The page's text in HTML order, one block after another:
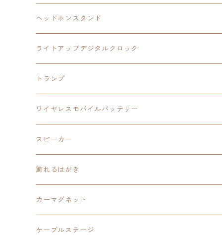
置くだけスピーカー
飾れるはがき
モバイルバッテリー
オーロラアクリルスタンド
碧の軌跡：改
創の軌跡
ケーブルステージ
イラストフレームクロック
40周年記念
黎の軌跡
3in1充電ケーブル
カードサイズスピーカー
黎の軌跡Ⅱ
イースⅩ
東亰ザナドゥeX+
極厚アクリルキーチェーン
イースvs空の軌跡
閃の軌跡Ⅲ
ソーラーパネル
LEDライト付き
閃の軌跡Ⅳ
イースⅨ
イースⅨ
零の軌跡：改
碧の軌跡：改
創の軌跡
黎の軌跡
黎の軌跡Ⅱ
空の軌跡1st
界の軌跡
サンリオ
ワンピース
今日から俺は！！
ゴジラ
手塚治虫
ウルトラマン
タツノコプロ
ドラえもん
ヘッドホンスタンド
閃の軌跡Ⅳ
イースⅨ
零の軌跡：改
碧の軌跡：改
創の軌跡
黎の軌跡
黎の軌跡Ⅱ
ライトアップデジタルクロック
閃の軌跡Ⅳ
イースⅨ
零の軌跡：改
碧の軌跡：改
創の軌跡
トランプ
日本ファルコム
ワイヤレスモバイルバッテリー
イースⅨ
閃の軌跡
閃の軌跡Ⅳ
零の軌跡：改
スピーカー
置くだけスピーカー
碧の軌跡：改
創の軌跡
バイブレーションスピーカー
軌跡シリーズ15周年
飾れるはがき
閃の軌跡Ⅳ
イースⅨ
カーマグネット
軌跡シリーズ
ケーブルステージ